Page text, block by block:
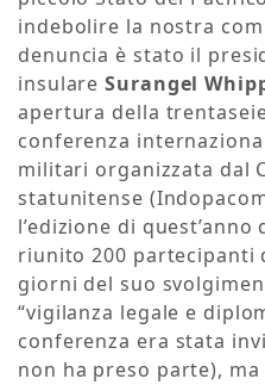
indebolire la nostra
denuncia è stato il
insulareSurangel
apertura della
conferenza
militari organizzata dal
statunitense
l’edizione di
riunito 200 partecipanti
giorni del suo
“vigilanza legale e
conferenza era stata
non ha preso parte), ma